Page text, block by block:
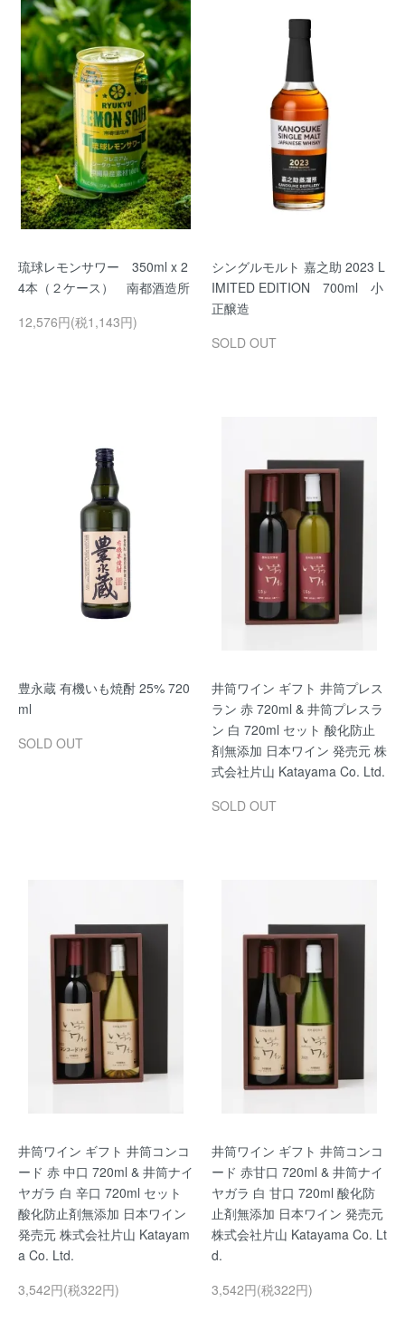
琉球レモンサワー 350ml x 2
4本（２ケース） 南都酒造所
12,576円(税1,143円)
シングルモルト 嘉之助 2023 L
IMITED EDITION 700ml 小
正醸造
SOLD OUT
豊永蔵 有機いも焼酎 25% 720
ml
SOLD OUT
井筒ワイン ギフト 井筒プレス
ラン 赤 720ml & 井筒プレスラ
ン 白 720ml セット 酸化防止
剤無添加 日本ワイン 発売元 株
式会社片山 Katayama Co. Ltd.
SOLD OUT
井筒ワイン ギフト 井筒コンコ
ード 赤 中口 720ml & 井筒ナイ
ヤガラ 白 辛口 720ml セット
酸化防止剤無添加 日本ワイン
発売元 株式会社片山 Katayam
a Co. Ltd.
3,542円(税322円)
井筒ワイン ギフト 井筒コンコ
ード 赤甘口 720ml & 井筒ナイ
ヤガラ 白 甘口 720ml 酸化防
止剤無添加 日本ワイン 発売元
株式会社片山 Katayama Co. Lt
d.
3,542円(税322円)